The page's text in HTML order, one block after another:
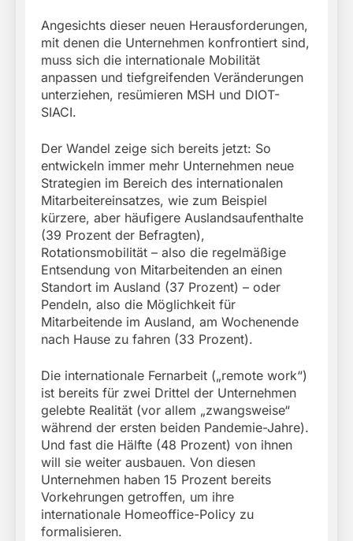
Angesichts dieser neuen Herausforderungen,
mit denen die Unternehmen konfrontiert sind,
muss sich die internationale Mobilität
anpassen und tiefgreifenden Veränderungen
unterziehen, resümieren MSH und DIOT-
SIACI.
Der Wandel zeige sich bereits jetzt: So
entwickeln immer mehr Unternehmen neue
Strategien im Bereich des internationalen
Mitarbeitereinsatzes, wie zum Beispiel
kürzere, aber häufigere Auslandsaufenthalte
(39 Prozent der Befragten),
Rotationsmobilität – also die regelmäßige
Entsendung von Mitarbeitenden an einen
Standort im Ausland (37 Prozent) – oder
Pendeln, also die Möglichkeit für
Mitarbeitende im Ausland, am Wochenende
nach Hause zu fahren (33 Prozent).
Die internationale Fernarbeit („remote work“)
ist bereits für zwei Drittel der Unternehmen
gelebte Realität (vor allem „zwangsweise“
während der ersten beiden Pandemie-Jahre).
Und fast die Hälfte (48 Prozent) von ihnen
will sie weiter ausbauen. Von diesen
Unternehmen haben 15 Prozent bereits
Vorkehrungen getroffen, um ihre
internationale Homeoffice-Policy zu
formalisieren.